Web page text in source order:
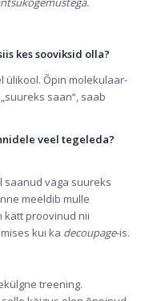
kes sooviksid olla?
ülikool. Õpin molekulaar-
saan“, saab
veel tegeleda?
saanud väga suureks
meeldib mulle
kätt proovinud nii
kui ka decoupage-is.
treening.